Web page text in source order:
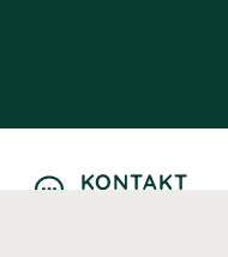
KONTAKT